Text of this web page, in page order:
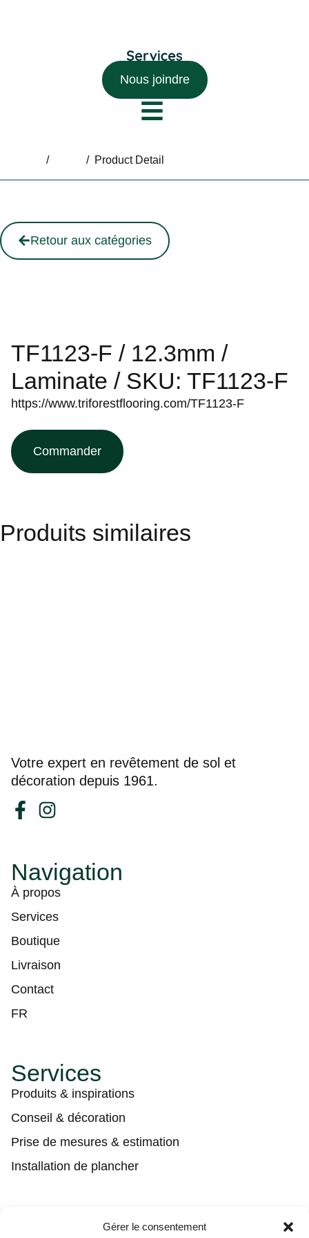
Gérer le consentement
Nous joindre
/ / Product Detail
Retour aux catégories
TF1123-F / 12.3mm /
Laminate / SKU: TF1123-F
https://www.triforestflooring.com/TF1123-F
Commander
Produits similaires
Votre expert en revêtement de sol et
décoration depuis 1961.
Navigation
À propos
Services
Boutique
Livraison
Contact
FR
Services
Produits & inspirations
Conseil & décoration
Prise de mesures & estimation
Installation de plancher